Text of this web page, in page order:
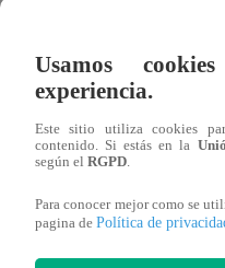
de ser interrumpida por
Con mucha seriedad, el
que no hay nada qué
Usamos
experiencia.
Este sitio utiliza cookies
contenido. Si estás en la
según el RGPD
Para conocer mejor como se
pagina de Política de